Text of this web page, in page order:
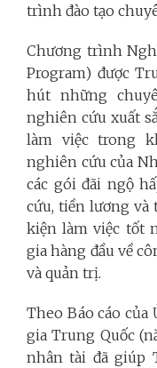
trình đào tạo
Chương trình
Program) được
hút những
nghiên cứu xuất
làm việc trong
nghiên cứu của
các gói đãi ngộ
cứu, tiền lương và
kiện làm việc tốt
gia hàng đầu về
và quản trị.
Theo Báo cáo
gia Trung Quốc
nhân tài đã giúp